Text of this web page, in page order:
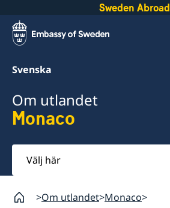
Sweden Abroad
Svenska
Om utlandet
Monaco
Välj
här
Om utlandet Monaco